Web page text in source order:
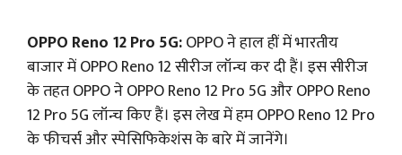
OPPO Reno 12 Pro 5G:OPPO ने हाल हीं में भारतीय
बाजार में OPPO Reno 12 सीरीज लॉन्च कर दी हैं। इस सीरीज
के तहत OPPO ने OPPO Reno 12 Pro 5G और OPPO Reno
12 Pro 5G लॉन्च किए हैं। इस लेख में हम OPPO Reno 12 Pro
के फीचर्स और स्पेसिफिकेशंस के बारे में जानेंगे।